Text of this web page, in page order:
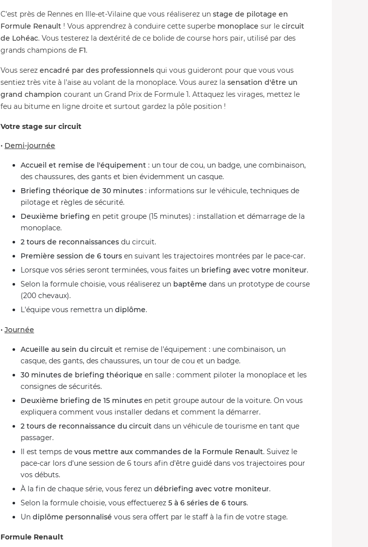
C'est près de Rennes en Ille-et-Vilaine que vous réaliserez un stage de pilotage en
Formule Renault ! Vous apprendrez à conduire cette superbe monoplace sur le circuit
de Lohéac. Vous testerez la dextérité de ce bolide de course hors pair, utilisé par des
grands champions de F1.
Vous serez encadré par des professionnels qui vous guideront pour que vous vous
sentiez très vite à l'aise au volant de la monoplace. Vous aurez la sensation d'être un
grand champion courant un Grand Prix de Formule 1. Attaquez les virages, mettez le
feu au bitume en ligne droite et surtout gardez la pôle position !
Votre stage sur circuit
• Demi-journée
Accueil et remise de l'équipement : un tour de cou, un badge, une combinaison,
des chaussures, des gants et bien évidemment un casque.
Briefing théorique de 30 minutes : informations sur le véhicule, techniques de
pilotage et règles de sécurité.
Deuxième briefing en petit groupe (15 minutes) : installation et démarrage de la
monoplace.
2 tours de reconnaissances du circuit.
Première session de 6 tours en suivant les trajectoires montrées par le pace-car.
Lorsque vos séries seront terminées, vous faites un briefing avec votre moniteur.
Selon la formule choisie, vous réaliserez un baptême dans un prototype de course
(200 chevaux).
L'équipe vous remettra un diplôme.
• Journée
Acueille au sein du circuit et remise de l'équipement : une combinaison, un
casque, des gants, des chaussures, un tour de cou et un badge.
30 minutes de briefing théorique en salle : comment piloter la monoplace et les
consignes de sécurités.
Deuxième briefing de 15 minutes en petit groupe autour de la voiture. On vous
expliquera comment vous installer dedans et comment la démarrer.
2 tours de reconnaissance du circuit dans un véhicule de tourisme en tant que
passager.
Il est temps de vous mettre aux commandes de la Formule Renault. Suivez le
pace-car lors d'une session de 6 tours afin d'être guidé dans vos trajectoires pour
vos débuts.
À la fin de chaque série, vous ferez un débriefing avec votre moniteur.
Selon la formule choisie, vous effectuerez 5 à 6 séries de 6 tours.
Un diplôme personnalisé vous sera offert par le staff à la fin de votre stage.
Formule Renault